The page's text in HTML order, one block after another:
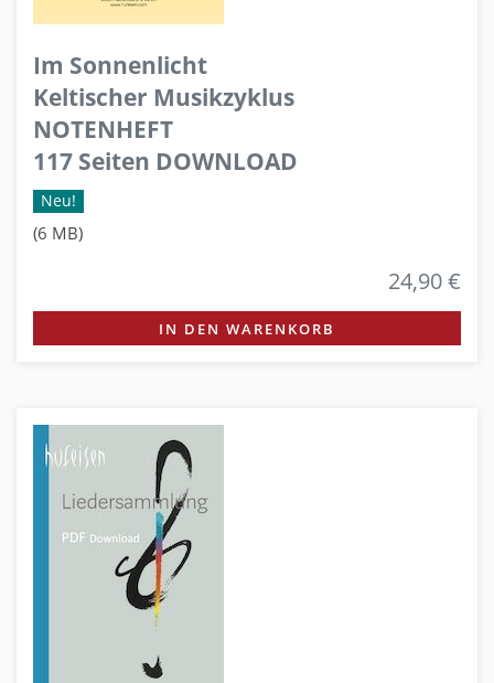
Im Sonnenlicht
Keltischer Musikzyklus
NOTENHEFT
117 Seiten DOWNLOAD
Neu!
(6 MB)
24,90 €
IN DEN WARENKORB